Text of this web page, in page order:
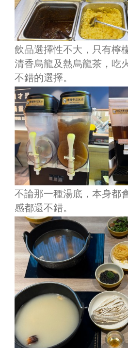
飲品選擇性不大，只有檸
清香烏龍及熱烏龍茶，吃
不錯的選擇。
不論那一種湯底，本身都
感都還不錯。